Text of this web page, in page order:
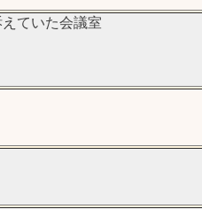
ていた会議室